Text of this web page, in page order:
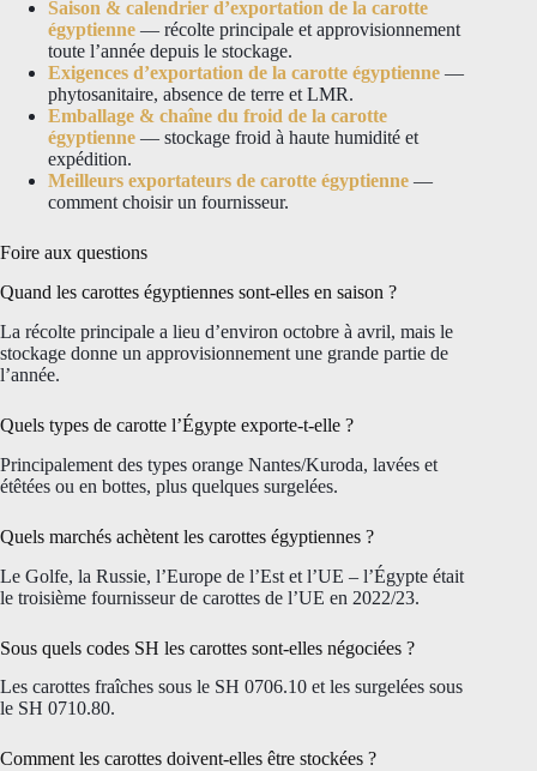
Saison & calendrier d’exportation de la carotte
égyptienne — récolte principale et approvisionnement
toute l’année depuis le stockage.
Exigences d’exportation de la carotte égyptienne —
phytosanitaire, absence de terre et LMR.
Emballage & chaîne du froid de la carotte
égyptienne — stockage froid à haute humidité et
expédition.
Meilleurs exportateurs de carotte égyptienne —
comment choisir un fournisseur.
Foire aux questions
Quand les carottes égyptiennes sont-elles en saison ?
La récolte principale a lieu d’environ octobre à avril, mais le
stockage donne un approvisionnement une grande partie de
l’année.
Quels types de carotte l’Égypte exporte-t-elle ?
Principalement des types orange Nantes/Kuroda, lavées et
étêtées ou en bottes, plus quelques surgelées.
Quels marchés achètent les carottes égyptiennes ?
Le Golfe, la Russie, l’Europe de l’Est et l’UE – l’Égypte était
le troisième fournisseur de carottes de l’UE en 2022/23.
Sous quels codes SH les carottes sont-elles négociées ?
Les carottes fraîches sous le SH 0706.10 et les surgelées sous
le SH 0710.80.
Comment les carottes doivent-elles être stockées ?